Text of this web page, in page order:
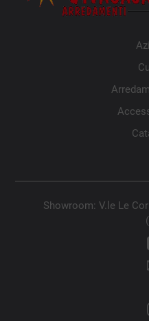
Showroom: V.le Le